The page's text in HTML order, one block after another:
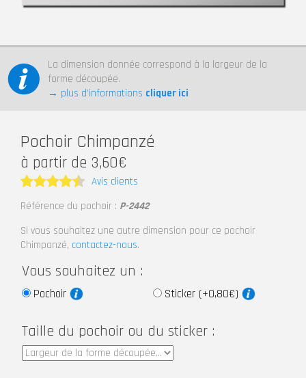
La dimension donnée correspond à la largeur de la
forme découpée.
→ plus d’informations cliquer ici
Pochoir Chimpanzé
à partir de 3,60€
Note4.5
Avis clients
Référence du pochoir : P-2442
Si vous souhaitez une autre dimension pour ce pochoir
Chimpanzé, contactez-nous.
Vous souhaitez un :
Pochoir Sticker (+0,80€)
Taille du pochoir ou du sticker :